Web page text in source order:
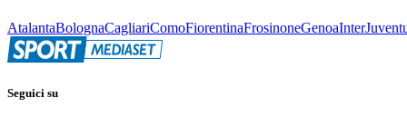
AtalantaBolognaCagliariComoFiorentinaFrosinoneGenoaInter
Seguici su